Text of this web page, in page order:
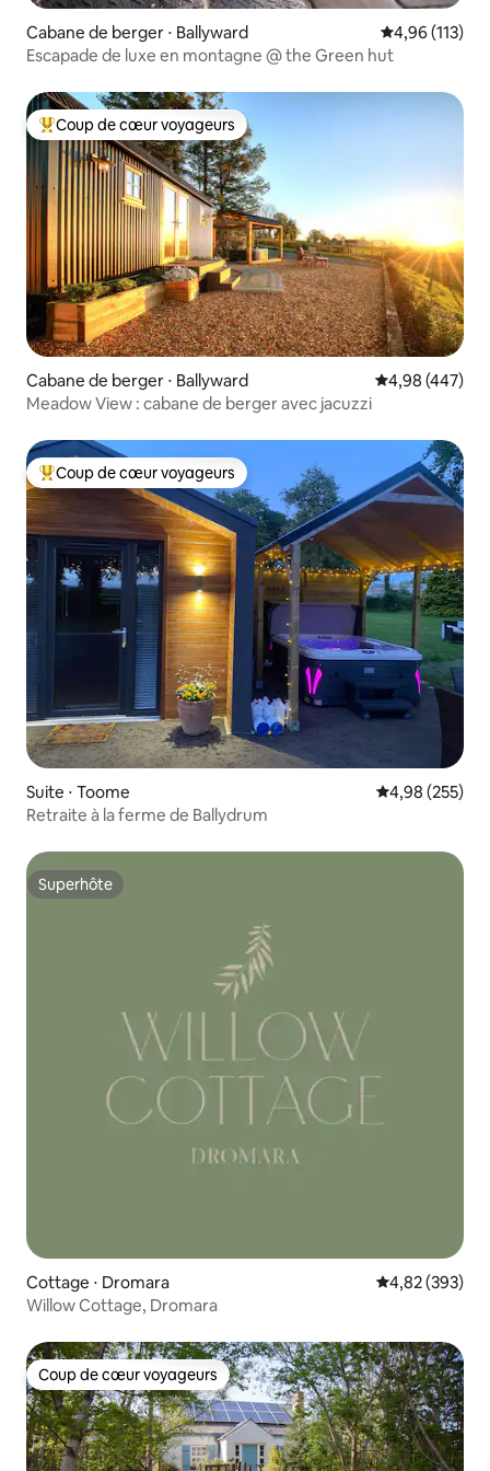
Cabane de berger ⋅ Ballyward Évaluation
4,96 (113)
Escapade de luxe en montagne @ the Green hut
Coups de cœur voyageurs les plus appréciés
Coup de cœur voyageurs
Cabane de berger ⋅ Ballyward Évaluation
4,98 (447)
Meadow View : cabane de berger avec jacuzzi
Coups de cœur voyageurs les plus appréciés
Coup de cœur voyageurs
Suite ⋅ Toome Évaluation
4,98 (255)
Retraite à la ferme de Ballydrum
Superhôte
Superhôte
Cottage ⋅ Dromara Évaluation
4,82 (393)
Willow Cottage, Dromara
Coup de cœur voyageurs
Coup de cœur voyageurs